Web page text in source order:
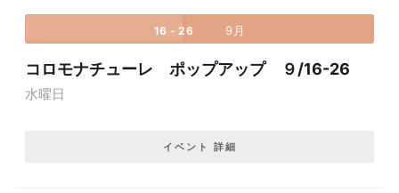
16 - 26 9月
コロモナチューレ ポップアップ ９/16-26
水曜日
イベント 詳細